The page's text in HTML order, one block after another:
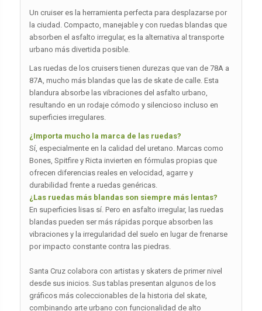
Un cruiser es la herramienta perfecta para desplazarse por
la ciudad. Compacto, manejable y con ruedas blandas que
absorben el asfalto irregular, es la alternativa al transporte
urbano más divertida posible.
Las ruedas de los cruisers tienen durezas que van de 78A a
87A, mucho más blandas que las de skate de calle. Esta
blandura absorbe las vibraciones del asfalto urbano,
resultando en un rodaje cómodo y silencioso incluso en
superficies irregulares.
¿Importa mucho la marca de las ruedas?
Sí, especialmente en la calidad del uretano. Marcas como
Bones, Spitfire y Ricta invierten en fórmulas propias que
ofrecen diferencias reales en velocidad, agarre y
durabilidad frente a ruedas genéricas.
¿Las ruedas más blandas son siempre más lentas?
En superficies lisas sí. Pero en asfalto irregular, las ruedas
blandas pueden ser más rápidas porque absorben las
vibraciones y la irregularidad del suelo en lugar de frenarse
por impacto constante contra las piedras.
Santa Cruz colabora con artistas y skaters de primer nivel
desde sus inicios. Sus tablas presentan algunos de los
gráficos más coleccionables de la historia del skate,
combinando arte urbano con funcionalidad de alto